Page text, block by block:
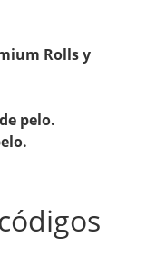
Rolls y
pelo.